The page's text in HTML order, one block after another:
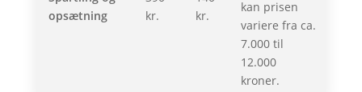
opsætning
kr.
kr.
kan prisen
variere fra ca.
7.000 til
12.000
kroner.